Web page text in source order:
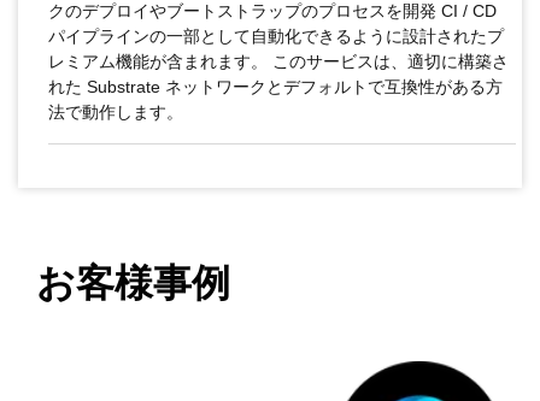
クのデプロイやブートストラップのプロセスを開発 CI / CD
パイプラインの一部として自動化できるように設計されたプ
レミアム機能が含まれます。 このサービスは、適切に構築さ
れた Substrate ネットワークとデフォルトで互換性がある方
法で動作します。
お客様事例